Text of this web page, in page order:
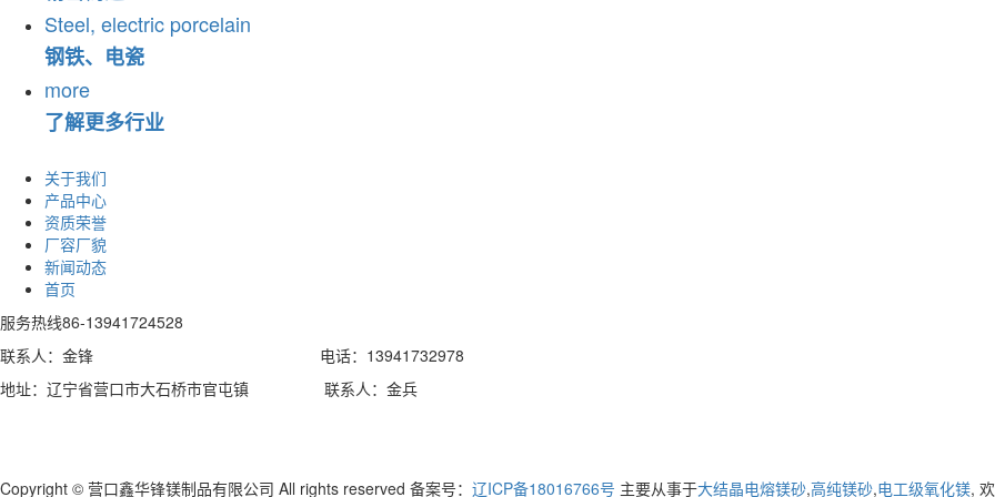
Steel, electric porcelain
钢铁、电瓷
more
了解更多行业
关于我们
产品中心
资质荣誉
厂容厂貌
新闻动态
首页
服务热线86-13941724528
联系人：金锋 电话：13941732978
地址：辽宁省营口市大石桥市官屯镇 联系人：金兵
Copyright © 营口鑫华锋镁制品有限公司 All rights reserved 备案号： 辽ICP备18016766号 主要从事于大结晶电熔镁砂,高纯镁砂,电工级氧化镁,